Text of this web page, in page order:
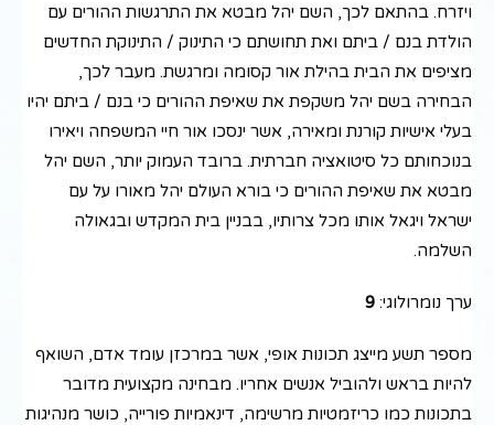
ויזרח. בהתאם לכך, השם יהל מבטא את התרגשות ההורים עם
הולדת בנם / ביתם ואת תחושתם כי התינוק / התינוקת החדשים
מציפים את הבית בהילת אור קסומה ומרגשת. מעבר לכך,
הבחירה בשם יהל משקפת את שאיפת ההורים כי בנם / ביתם יהיו
בעלי אישיות קורנת ומאירה, אשר ינסכו אור חיי המשפחה ויאירו
בנוכחותם כל סיטואציה חברתית. ברובד העמוק יותר, השם יהל
מבטא את שאיפת ההורים כי בורא העולם יהל מאורו על עם
ישראל ויגאל אותו מכל צרותיו, בבניין בית המקדש ובגאולה
השלמה.
ערך נומרולוגי: 9
מספר תשע מייצג תכונות אופי, אשר במרכזן עומד אדם, השואף
להיות בראש ולהוביל אנשים אחריו. מבחינה מקצועית מדובר
בתכונות כמו כריזמטיות מרשימה, דינאמיות פורייה, כושר מנהיגות